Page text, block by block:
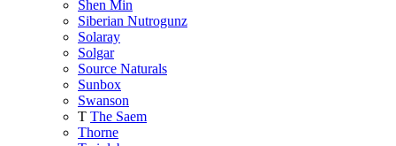
Shen Min
Siberian Nutrogunz
Solaray
Solgar
Source Naturals
Sunbox
Swanson
T The Saem
Thorne